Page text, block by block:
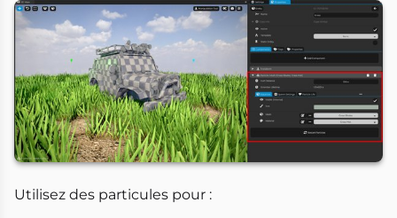
Utilisez des particules pour :